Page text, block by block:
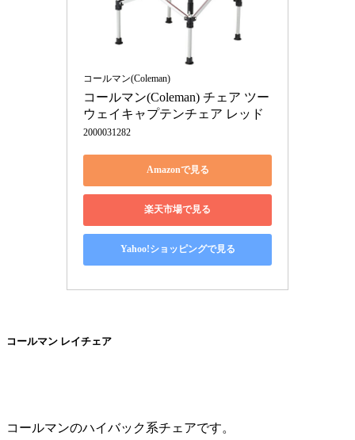
コールマン(Coleman)
コールマン(Coleman) チェア ツー
ウェイキャプテンチェア レッド
2000031282
Amazonで見る
楽天市場で見る
Yahoo!ショッピングで見る
コールマン レイチェア
コールマンのハイバック系チェアです。